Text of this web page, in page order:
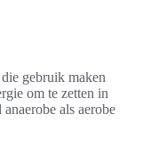
gebruik maken
om te zetten in
als aerobe